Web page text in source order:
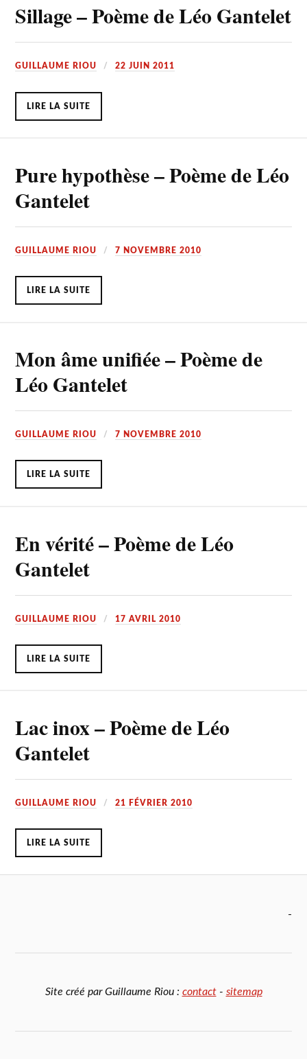
Sillage – Poème de Léo Gantelet
GUILLAUME RIOU 22 JUIN 2011
LIRE LA SUITE
Pure hypothèse – Poème de Léo
Gantelet
GUILLAUME RIOU 7 NOVEMBRE 2010
LIRE LA SUITE
Mon âme unifiée – Poème de
Léo Gantelet
GUILLAUME RIOU 7 NOVEMBRE 2010
LIRE LA SUITE
En vérité – Poème de Léo
Gantelet
GUILLAUME RIOU 17 AVRIL 2010
LIRE LA SUITE
Lac inox – Poème de Léo
Gantelet
GUILLAUME RIOU 21 FÉVRIER 2010
LIRE LA SUITE
-
Site créé par Guillaume Riou : contact- sitemap